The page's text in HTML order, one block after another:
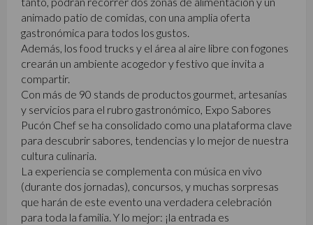
animado patio de comidas, con una amplia oferta
gastronómica para todos los gustos.
Además, los food trucks y el área al aire libre con fogones
crearán un ambiente acogedor y festivo que invita a
compartir.
Con más de 90 stands de productos gourmet, artesanías
y servicios para el rubro gastronómico, Expo Sabores
Pucón Chef se ha consolidado como una plataforma clave
para descubrir sabores, tendencias y lo mejor de nuestra
cultura culinaria.
La experiencia se complementa con música en vivo
(durante dos jornadas), concursos, y muchas sorpresas
que harán de este evento una verdadera celebración
para toda la familia. Y lo mejor: ¡la entrada es